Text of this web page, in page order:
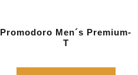
Promodoro Men´s Premium-
T